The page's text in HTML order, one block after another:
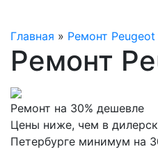
Главная » Ремонт Peugeot
Ремонт
Ремонт на 30% дешевле
Цены ниже, чем в
Петербурге минимум на